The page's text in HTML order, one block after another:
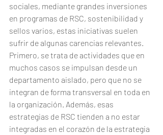
sociales, mediante grandes inversiones
en programas de RSC, sostenibilidad y
sellos varios, estas iniciativas suelen
sufrir de algunas carencias relevantes.
Primero, se trata de actividades que en
muchos casos se impulsan desde un
departamento aislado, pero que no se
integran de forma transversal en toda en
la organización. Además, esas
estrategias de RSC tienden a no estar
integradas en el corazón de la estrategia